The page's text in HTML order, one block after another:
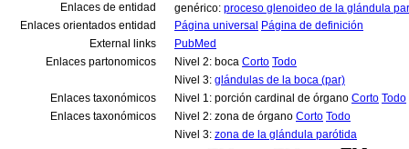
Enlaces de entidad
genérico: proceso glenoideo de la glándula
Enlaces orientados entidad
Página universal Página de definición
External links
PubMed
Enlaces partonomicos
Nivel 2: boca Corto Todo
Nivel 3: glándulas de la boca (par)
Enlaces taxonómicos
Nivel 1: porción cardinal de órgano Corto Todo
Enlaces taxonómicos
Nivel 2: zona de órgano Corto Todo
Nivel 3: zona de la glándula parótida